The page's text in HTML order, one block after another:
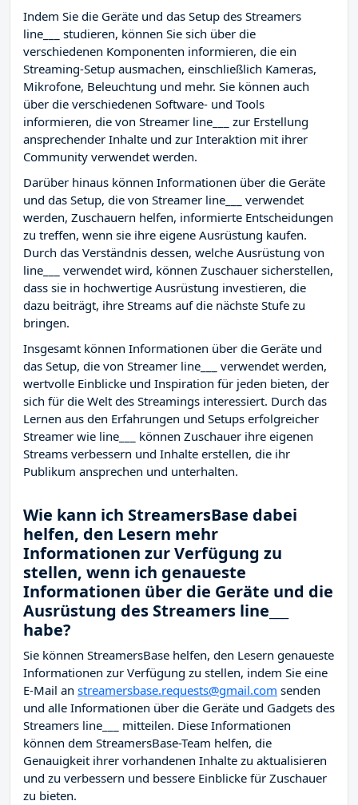
Indem Sie die Geräte und das Setup des Streamers
line___ studieren, können Sie sich über die
verschiedenen Komponenten informieren, die ein
Streaming-Setup ausmachen, einschließlich Kameras,
Mikrofone, Beleuchtung und mehr. Sie können auch
über die verschiedenen Software- und Tools
informieren, die von Streamer line___ zur Erstellung
ansprechender Inhalte und zur Interaktion mit ihrer
Community verwendet werden.
Darüber hinaus können Informationen über die Geräte
und das Setup, die von Streamer line___ verwendet
werden, Zuschauern helfen, informierte Entscheidungen
zu treffen, wenn sie ihre eigene Ausrüstung kaufen.
Durch das Verständnis dessen, welche Ausrüstung von
line___ verwendet wird, können Zuschauer sicherstellen,
dass sie in hochwertige Ausrüstung investieren, die
dazu beiträgt, ihre Streams auf die nächste Stufe zu
bringen.
Insgesamt können Informationen über die Geräte und
das Setup, die von Streamer line___ verwendet werden,
wertvolle Einblicke und Inspiration für jeden bieten, der
sich für die Welt des Streamings interessiert. Durch das
Lernen aus den Erfahrungen und Setups erfolgreicher
Streamer wie line___ können Zuschauer ihre eigenen
Streams verbessern und Inhalte erstellen, die ihr
Publikum ansprechen und unterhalten.
Wie kann ich StreamersBase dabei
helfen, den Lesern mehr
Informationen zur Verfügung zu
stellen, wenn ich genaueste
Informationen über die Geräte und die
Ausrüstung des Streamers line___
habe?
Sie können StreamersBase helfen, den Lesern genaueste
Informationen zur Verfügung zu stellen, indem Sie eine
E-Mail an streamersbase.requests@gmail.com senden
und alle Informationen über die Geräte und Gadgets des
Streamers line___ mitteilen. Diese Informationen
können dem StreamersBase-Team helfen, die
Genauigkeit ihrer vorhandenen Inhalte zu aktualisieren
und zu verbessern und bessere Einblicke für Zuschauer
zu bieten.